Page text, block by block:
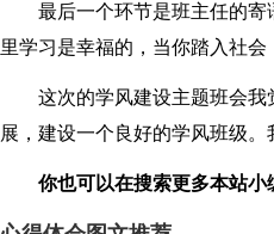
最后一个环节是班主任的
里学习是幸福的，当你踏入社会
这次的学风建设主题班会
展，建设一个良好的学风班级
你也可以在搜索更多本站小